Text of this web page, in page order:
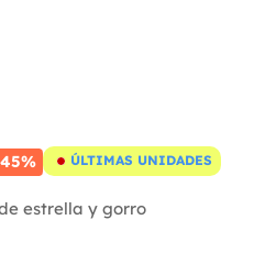
45% ÚLTIMAS UNIDADES
estrella y gorro